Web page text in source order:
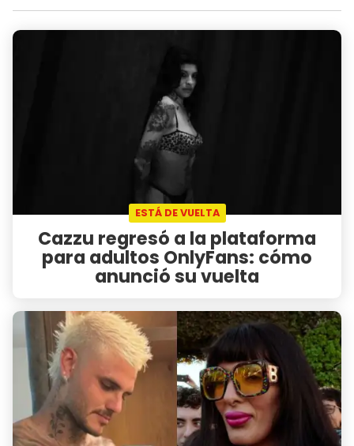
ESTÁ DE VUELTA
Cazzu regresó a la plataforma
para adultos OnlyFans: cómo
anunció su vuelta